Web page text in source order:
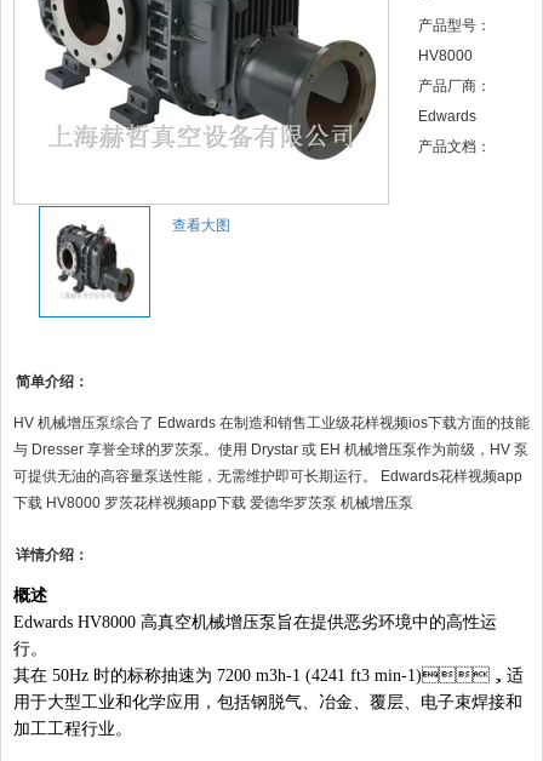
查看大图
产品型号：
HV8000
产品厂商：
Edwards
产品文档：
简单介绍：
HV 机械增压泵综合了 Edwards 在制造和销售工业级花样视频ios下载方面的技能
与 Dresser 享誉全球的罗茨泵。使用 Drystar 或 EH 机械增压泵作为前级，HV 泵
可提供无油的高容量泵送性能，无需维护即可长期运行。 Edwards花样视频app
下载 HV8000 罗茨花样视频app下载 爱德华罗茨泵 机械增压泵
详情介绍：
概述
Edwards HV8000 高真空机械增压泵旨在提供恶劣环境中的高性运
行。
其在 50Hz 时的标称抽速为 7200 m3h-1 (4241 ft3 min-1)，适
用于大型工业和化学应用，包括钢脱气、冶金、覆层、电子束焊接和
加工工程行业。